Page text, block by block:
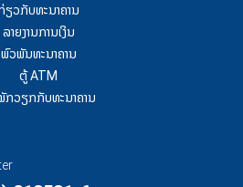
ຽວກັບທະນາຄານ
ລາຍງານການເງິນ
ພົວພັນທະນາຄານ
ຕູ້ ATM
ວຽກກັບທະນາຄານ